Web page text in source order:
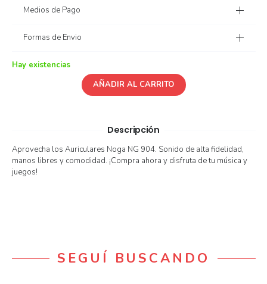
Medios de Pago
Formas de Envio
Hay existencias
AÑADIR AL CARRITO
Descripción
Aprovecha los Auriculares Noga NG 904. Sonido de alta fidelidad,
manos libres y comodidad. ¡Compra ahora y disfruta de tu música y
juegos!
SEGUÍ BUSCANDO